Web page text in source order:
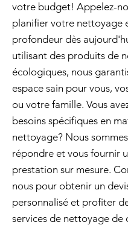
votre budget! Appelez-
planifier votre nettoyage
profondeur dès
utilisant des produits de
écologiques, nous
espace sain pour vous,
ou votre famille. Vous
besoins spécifiques en
nettoyage? Nous
répondre et vous fournir
prestation sur mesure.
nous pour obtenir un
personnalisé et profiter
services de nettoyage de